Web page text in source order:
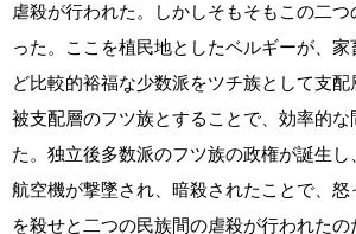
虐殺が行われた。しかしそもそもこの二
った。ここを植民地としたベルギーが、
ど比較的裕福な少数派をツチ族として支
被支配層のフツ族とすることで、効率的
た。独立後多数派のフツ族の政権が誕生し
航空機が撃墜され、暗殺されたことで、
を殺せと二つの民族間の虐殺が行われたの